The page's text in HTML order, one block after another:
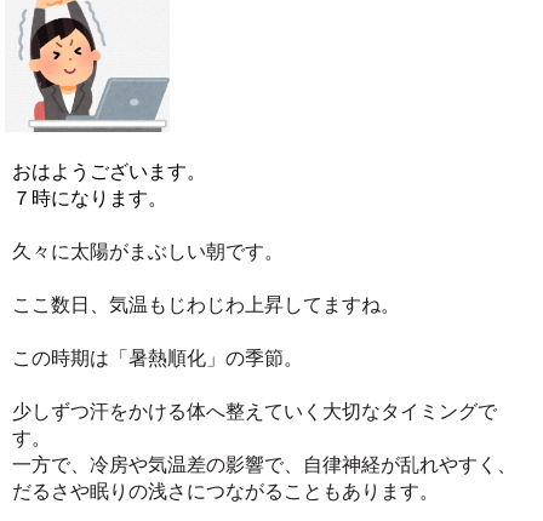
おはようございます。
７時になります。
久々に太陽がまぶしい朝です。
ここ数日、気温もじわじわ上昇してますね。
この時期は「暑熱順化」の季節。
少しずつ汗をかける体へ整えていく大切なタイミングで
す。
一方で、冷房や気温差の影響で、自律神経が乱れやすく、
だるさや眠りの浅さにつながることもあります。